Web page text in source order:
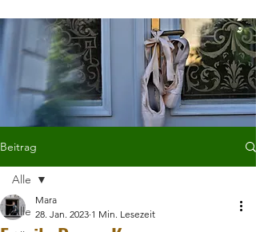
Beitrag
Alle
Alle
Mara
28. Jan. 2023 1 Min. Lesezeit